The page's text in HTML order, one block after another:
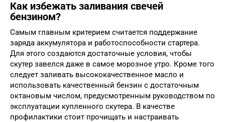
Как избежать заливания свечей
бензином?
Самым главным критерием считается поддержание
заряда аккумулятора и работоспособности стартера.
Для этого создаются достаточные условия, чтобы
скутер завелся даже в самое морозное утро. Кроме того
следует заливать высококачественное масло и
использовать качественный бензин с достаточным
октановым числом, предусмотренным руководством по
эксплуатации купленного скутера. В качестве
профилактики стоит прочищать и настраивать